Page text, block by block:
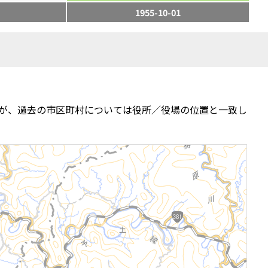
1955-10-01
過去の市区町村については役所／役場の位置と一致し